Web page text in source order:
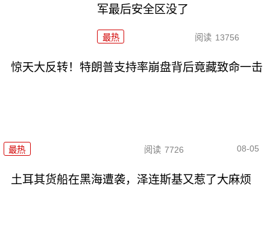
军最后安全区没了
最热 阅读 13756
惊天大反转！特朗普支持率崩盘背后竟藏致命一击
最热 阅读 7726 08-05
土耳其货船在黑海遭袭，泽连斯基又惹了大麻烦